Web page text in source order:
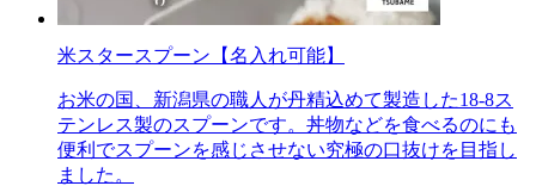
米スタースプーン【名入れ可能】
お米の国、新潟県の職人が丹精込めて製造した18-8ス
テンレス製のスプーンです。丼物などを食べるのにも
便利でスプーンを感じさせない究極の口抜けを目指し
ました。